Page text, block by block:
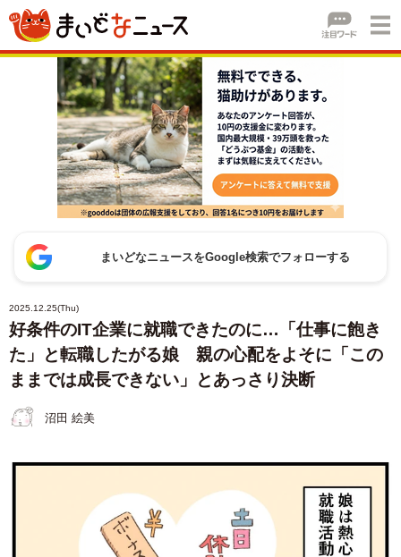
まいどなニュースをGoogle検索でフォローする
2025.12.25(Thu)
好条件のIT企業に就職できたのに…「仕事に飽き
た」と転職したがる娘 親の心配をよそに「この
ままでは成長できない」とあっさり決断
沼田 絵美